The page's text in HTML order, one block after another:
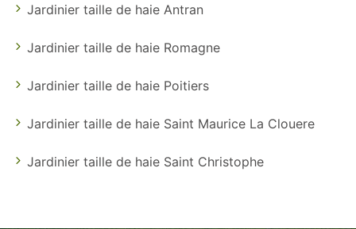
Jardinier taille de haie Antran
Jardinier taille de haie Romagne
Jardinier taille de haie Poitiers
Jardinier taille de haie Saint Maurice La Clouere
Jardinier taille de haie Saint Christophe